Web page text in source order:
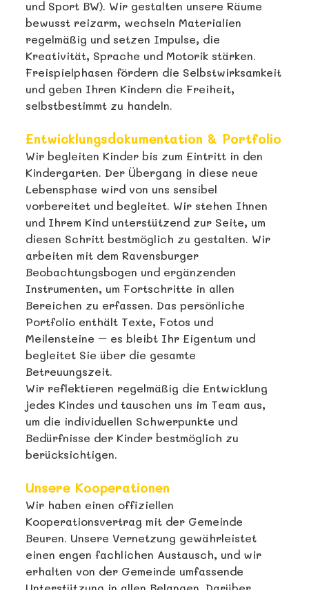
und Sport BW). Wir gestalten unsere Räume
bewusst reizarm, wechseln Materialien
regelmäßig und setzen Impulse, die
Kreativität, Sprache und Motorik stärken.
Freispielphasen fördern die Selbstwirksamkeit
und geben Ihren Kindern die Freiheit,
selbstbestimmt zu handeln.
Entwicklungsdokumentation & Portfolio
Wir begleiten Kinder bis zum Eintritt in den
Kindergarten. Der Übergang in diese neue
Lebensphase wird von uns sensibel
vorbereitet und begleitet. Wir stehen Ihnen
und Ihrem Kind unterstützend zur Seite, um
diesen Schritt bestmöglich zu gestalten. Wir
arbeiten mit dem Ravensburger
Beobachtungsbogen und ergänzenden
Instrumenten, um Fortschritte in allen
Bereichen zu erfassen. Das persönliche
Portfolio enthält Texte, Fotos und
Meilensteine – es bleibt Ihr Eigentum und
begleitet Sie über die gesamte
Betreuungszeit.
Wir reflektieren regelmäßig die Entwicklung
jedes Kindes und tauschen uns im Team aus,
um die individuellen Schwerpunkte und
Bedürfnisse der Kinder bestmöglich zu
berücksichtigen.
Unsere Kooperationen
Wir haben einen offiziellen
Kooperationsvertrag mit der Gemeinde
Beuren. Unsere Vernetzung gewährleistet
einen engen fachlichen Austausch, und wir
erhalten von der Gemeinde umfassende